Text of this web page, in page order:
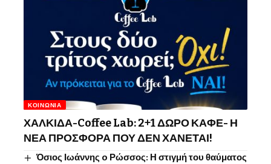
ΚΟΙΝΩΝΊΑ
ΧΑΛΚΙΔΑ-Coffee Lab: 2+1 ΔΩΡΟ ΚΑΦΕ- Η
ΝΕΑ ΠΡΟΣΦΟΡΑ ΠΟΥ ΔΕΝ ΧΑΝΕΤΑΙ!
Όσιος Ιωάννης o Ρώσσος: Η στιγμή του θαύματος